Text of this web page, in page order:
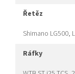
řetěz
Shimano LG500,
ráfky